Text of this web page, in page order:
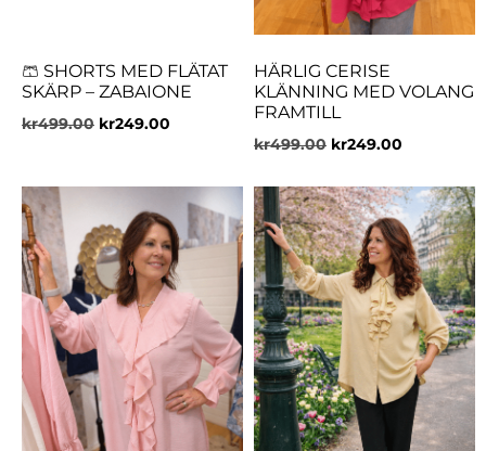
🩳 SHORTS MED FLÄTAT
SKÄRP – ZABAIONE
kr499.00 kr249.00
HÄRLIG CERISE
KLÄNNING MED VOLANG
FRAMTILL
kr499.00 kr249.00